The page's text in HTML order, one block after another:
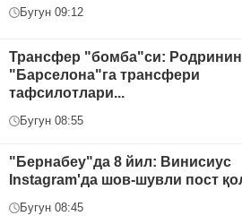
Бугун 09:12
Трансфер "бомба"си:
"Барселона"га трансфери
тафсилотлари...
Бугун 08:55
"Бернабеу"да 8 йил: Винисиус
Instagram'да шов-шувли пост
Бугун 08:45